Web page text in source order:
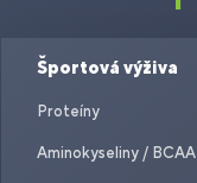
Športová výživa
Proteíny
Aminokyseliny / BCAA